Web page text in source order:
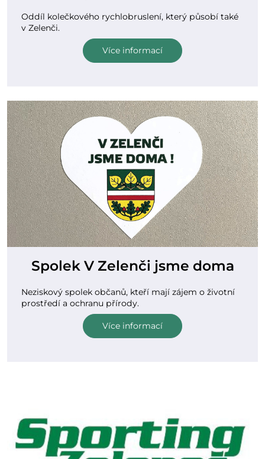
Oddíl kolečkového rychlobruslení, který působí také
v Zelenči.
Více informací
Spolek V Zelenči jsme doma
Neziskový spolek občanů, kteří mají zájem o životní
prostředí a ochranu přírody.
Více informací